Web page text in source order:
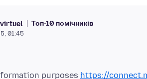
Топ-10 помічників
01:45
purposes https://